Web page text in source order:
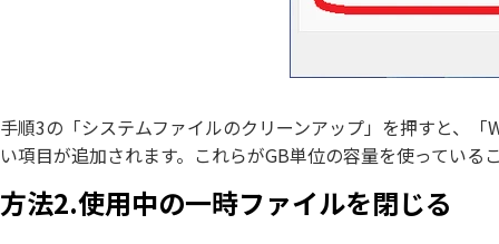
手順3の「システムファイルのクリーンアップ」を押すと、
い項目が追加されます。これらがGB単位の容量を使っている
方法2.使用中の一時ファイルを閉じる